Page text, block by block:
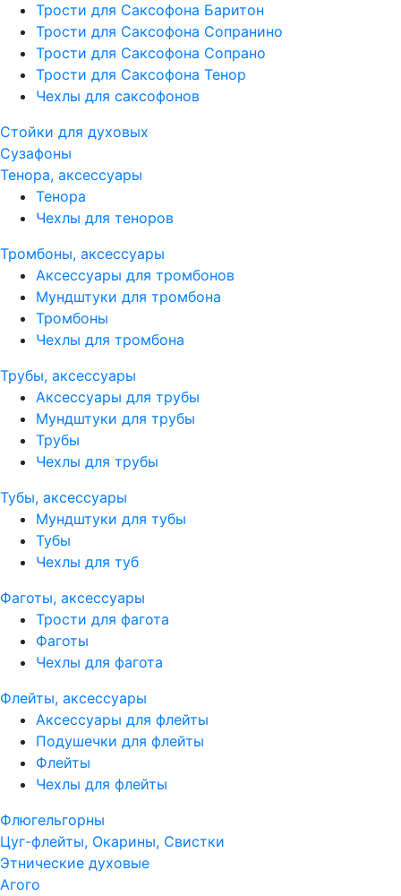
Трости для Саксофона Баритон
Трости для Саксофона Сопранино
Трости для Саксофона Сопрано
Трости для Саксофона Тенор
Чехлы для саксофонов
Стойки для духовых
Сузафоны
Тенора, аксессуары
Тенора
Чехлы для теноров
Тромбоны, аксессуары
Аксессуары для тромбонов
Мундштуки для тромбона
Тромбоны
Чехлы для тромбона
Трубы, аксессуары
Аксессуары для трубы
Мундштуки для трубы
Трубы
Чехлы для трубы
Тубы, аксессуары
Мундштуки для тубы
Тубы
Чехлы для туб
Фаготы, аксессуары
Трости для фагота
Фаготы
Чехлы для фагота
Флейты, аксессуары
Аксессуары для флейты
Подушечки для флейты
Флейты
Чехлы для флейты
Флюгельгорны
Цуг-флейты, Окарины, Свистки
Этнические духовые
Агого